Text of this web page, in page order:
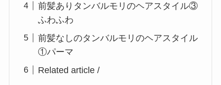
前髪ありタンバルモリのヘアスタイル③
ふわふわ
前髪なしのタンバルモリのヘアスタイル
①パーマ
Related article /